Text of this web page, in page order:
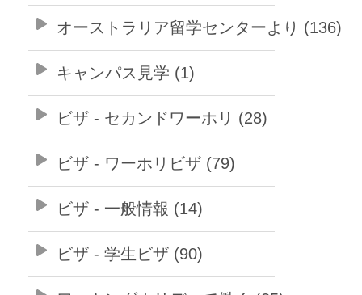
オーストラリア留学センターより (136)
キャンパス見学 (1)
ビザ - セカンドワーホリ (28)
ビザ - ワーホリビザ (79)
ビザ - 一般情報 (14)
ビザ - 学生ビザ (90)